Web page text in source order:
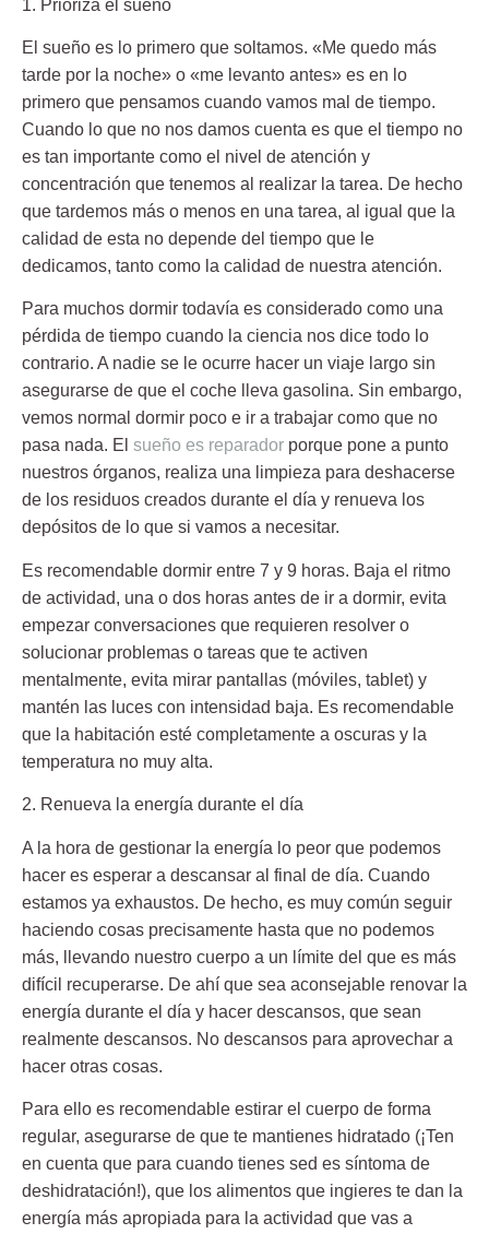
1. Prioriza el sueño
El sueño es lo primero que soltamos. «Me quedo más
tarde por la noche» o «me levanto antes» es en lo
primero que pensamos cuando vamos mal de tiempo.
Cuando lo que no nos damos cuenta es que el tiempo no
es tan importante como el nivel de atención y
concentración que tenemos al realizar la tarea. De hecho
que tardemos más o menos en una tarea, al igual que la
calidad de esta no depende del tiempo que le
dedicamos, tanto como la calidad de nuestra atención.
Para muchos dormir todavía es considerado como una
pérdida de tiempo cuando la ciencia nos dice todo lo
contrario. A nadie se le ocurre hacer un viaje largo sin
asegurarse de que el coche lleva gasolina. Sin embargo,
vemos normal dormir poco e ir a trabajar como que no
pasa nada. El sueño es reparador porque pone a punto
nuestros órganos, realiza una limpieza para deshacerse
de los residuos creados durante el día y renueva los
depósitos de lo que si vamos a necesitar.
Es recomendable dormir entre 7 y 9 horas. Baja el ritmo
de actividad, una o dos horas antes de ir a dormir, evita
empezar conversaciones que requieren resolver o
solucionar problemas o tareas que te activen
mentalmente, evita mirar pantallas (móviles, tablet) y
mantén las luces con intensidad baja. Es recomendable
que la habitación esté completamente a oscuras y la
temperatura no muy alta.
2. Renueva la energía durante el día
A la hora de gestionar la energía lo peor que podemos
hacer es esperar a descansar al final de día. Cuando
estamos ya exhaustos. De hecho, es muy común seguir
haciendo cosas precisamente hasta que no podemos
más, llevando nuestro cuerpo a un límite del que es más
difícil recuperarse. De ahí que sea aconsejable renovar la
energía durante el día y hacer descansos, que sean
realmente descansos. No descansos para aprovechar a
hacer otras cosas.
Para ello es recomendable estirar el cuerpo de forma
regular, asegurarse de que te mantienes hidratado (¡Ten
en cuenta que para cuando tienes sed es síntoma de
deshidratación!), que los alimentos que ingieres te dan la
energía más apropiada para la actividad que vas a